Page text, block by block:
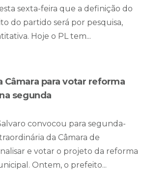
sexta-feira que a definição do
do partido será por pesquisa,
Hoje o PL tem...
Câmara para votar reforma
segunda
convocou para segunda-
da Câmara de
e votar o projeto da reforma
Ontem, o prefeito...